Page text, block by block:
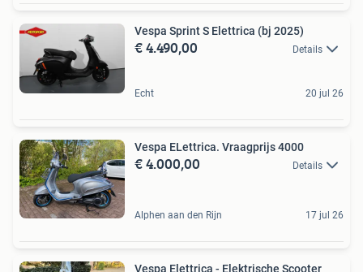
Vespa Sprint S Elettrica (bj 2025)
€ 4.490,00 Details
Echt 20 jul 26
Vespa ELettrica. Vraagprijs 4000
€ 4.000,00 Details
Alphen aan den Rijn 17 jul 26
Vespa Elettrica - Elektrische Scooter